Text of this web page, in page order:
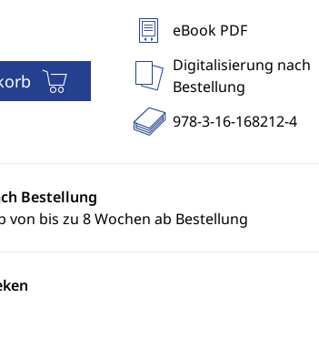
eBook PDF
Digitalisierung nach
Bestellung
978-3-16-168212-4
Bestellung
von bis zu 8 Wochen ab Bestellung